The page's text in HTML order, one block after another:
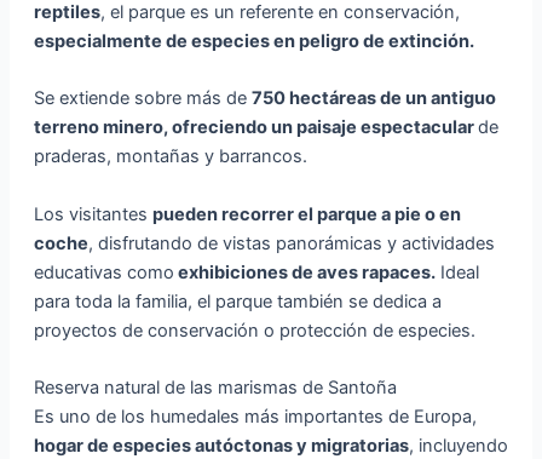
reptiles, el parque es un referente en conservación,
especialmente de especies en peligro de extinción.
Se extiende sobre más de 750 hectáreas de un antiguo
terreno minero, ofreciendo un paisaje espectacularde
praderas, montañas y barrancos.
Los visitantes pueden recorrer el parque a pie o en
coche, disfrutando de vistas panorámicas y actividades
educativas como exhibiciones de aves rapaces.Ideal
para toda la familia, el parque también se dedica a
proyectos de conservación o protección de especies.
Reserva natural de las marismas de Santoña
Es uno de los humedales más importantes de Europa,
hogar de especies autóctonas y migratorias, incluyendo